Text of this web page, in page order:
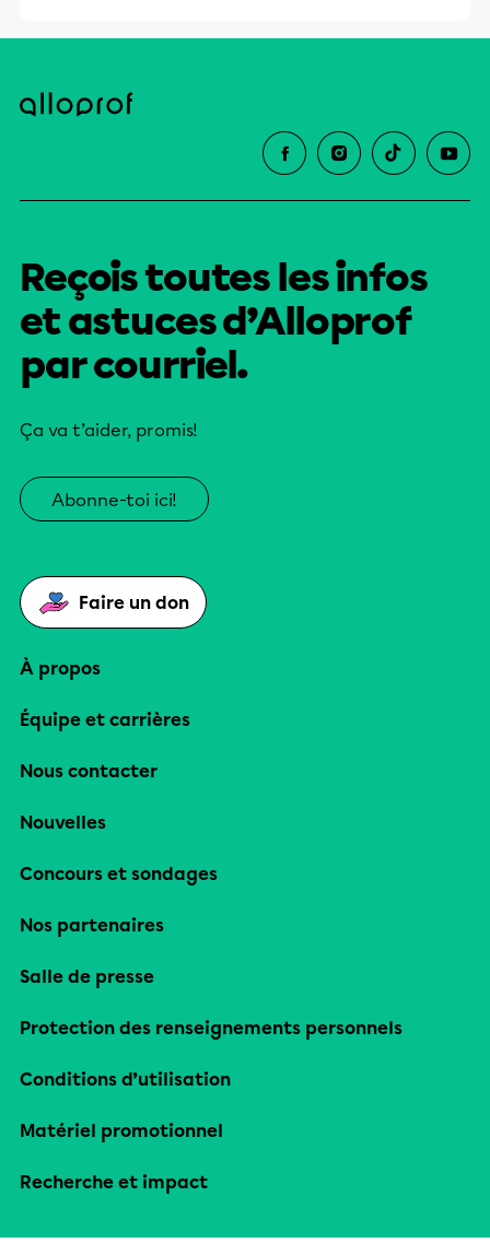
Reçois toutes les infos
et astuces d’Alloprof
par courriel.
Ça va t’aider, promis!
Abonne-toi ici!
Faire un don
À propos
Équipe et carrières
Nous contacter
Nouvelles
Concours et sondages
Nos partenaires
Salle de presse
Protection des renseignements personnels
Conditions d’utilisation
Matériel promotionnel
Recherche et impact